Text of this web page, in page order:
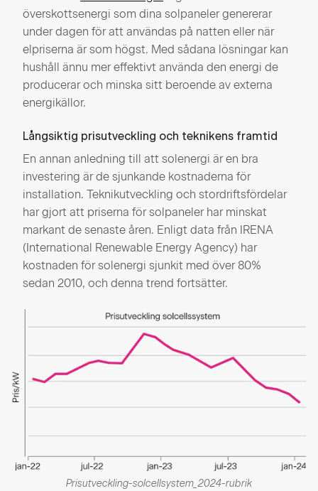
överskottsenergi som dina solpaneler genererar
under dagen för att användas på natten eller när
elpriserna är som högst. Med sådana lösningar kan
hushåll ännu mer effektivt använda den energi de
producerar och minska sitt beroende av externa
energikällor.
Långsiktig prisutveckling och teknikens framtid
En annan anledning till att solenergi är en bra
investering är de sjunkande kostnaderna för
installation. Teknikutveckling och stordriftsfördelar
har gjort att priserna för solpaneler har minskat
markant de senaste åren. Enligt data från IRENA
(International Renewable Energy Agency) har
kostnaden för solenergi sjunkit med över 80%
sedan 2010, och denna trend fortsätter.
Prisutveckling-solcellsystem_2024-rubrik